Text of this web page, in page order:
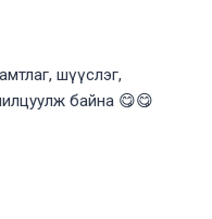
шүүслэг,
байна 😋😋